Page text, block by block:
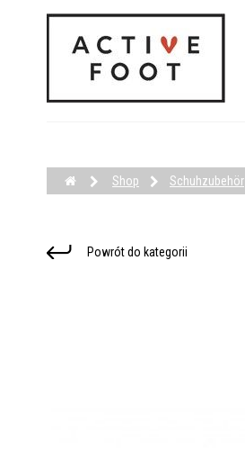
Shop Schuhzubehör
Powrót do kategorii